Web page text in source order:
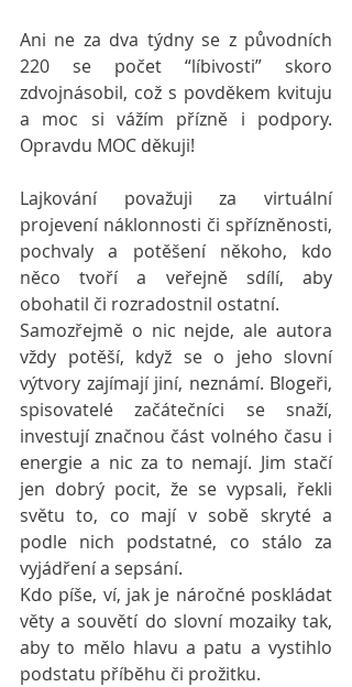
Ani ne za dva týdny se z původních
220 se počet “líbivosti” skoro
zdvojnásobil, což s povděkem kvituju
a moc si vážím přízně i podpory.
Opravdu MOC děkuji!
Lajkování považuji za virtuální
projevení náklonnosti či spřízněnosti,
pochvaly a potěšení někoho, kdo
něco tvoří a veřejně sdílí, aby
obohatil či rozradostnil ostatní.
Samozřejmě o nic nejde, ale autora
vždy potěší, když se o jeho slovní
výtvory zajímají jiní, neznámí. Blogeři,
spisovatelé začátečníci se snaží,
investují značnou část volného času i
energie a nic za to nemají. Jim stačí
jen dobrý pocit, že se vypsali, řekli
světu to, co mají v sobě skryté a
podle nich podstatné, co stálo za
vyjádření a sepsání.
Kdo píše, ví, jak je náročné poskládat
věty a souvětí do slovní mozaiky tak,
aby to mělo hlavu a patu a vystihlo
podstatu příběhu či prožitku.